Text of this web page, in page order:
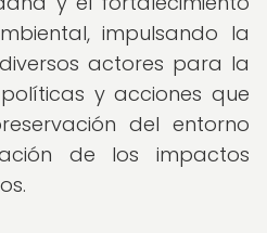
impulsando la
actores para la
y acciones que
del entorno
de los impactos